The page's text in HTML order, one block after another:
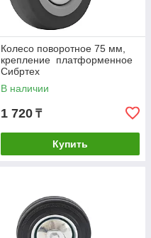
Колесо поворотное 75 мм,
крепление платформенное
Сибртех
В наличии
1 720 ₸
Купить